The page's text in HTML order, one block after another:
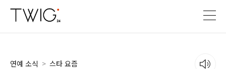
연예 소식 > 스타 요즘